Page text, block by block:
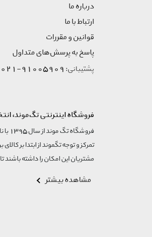
Marco Serussi
Mavala
Mazarino
Nuevo Level
Orto Parisi
Reebok
Rejoy
Schon
درباره ما
ارتباط با ما
قوانین و مقررات
پاسخ به پرسش‌های متداول
پشتیبانی: 91005909-021
فروشگاه اینترنتی تگ‌موند،
تمرکز و توجه تگموند از ابتدا بر
مشتریان این امکان را داشته باشند
مشاهده بیشتر